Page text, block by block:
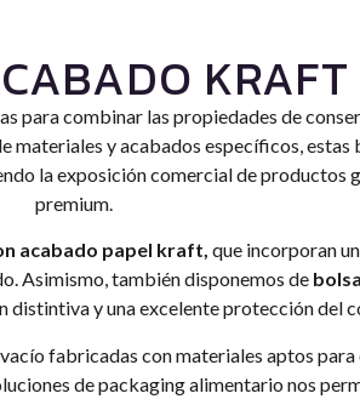
para combinar las propiedades de
y acabados específicos,
la exposición comercial de productos
premium.
acabado papel kraft, que incorporan
Asimismo, también disponemos de
distintiva y una excelente protección del
fabricadas con materiales aptos
de packaging alimentario nos